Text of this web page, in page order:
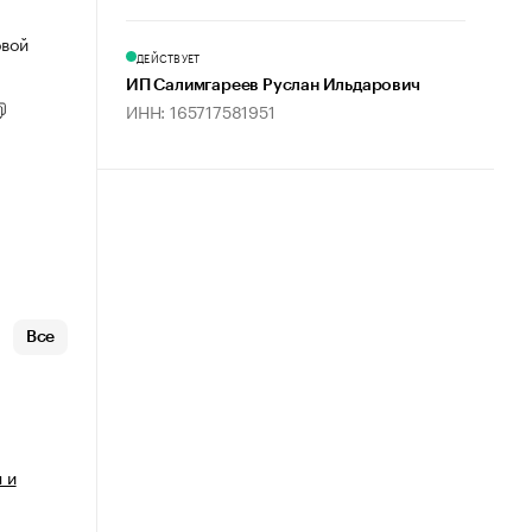
Все
и
ДЕЙСТВУЕТ
ИП Салимгареев Руслан Ильдарович
ИНН: 165717581951